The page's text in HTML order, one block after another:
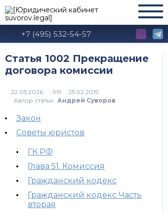
+7 (495) 532-54-57
Статья 1002 Прекращение
договора комиссии
919
Автор статьи: Андрей Суворов
Закон
Советы юристов
ГК РФ
Глава 51. Комиссия
Гражданский кодекс
Гражданский кодекс Часть
вторая